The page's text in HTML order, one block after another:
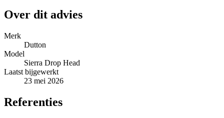
Over dit advies
Merk
Dutton
Model
Sierra Drop Head
Laatst bijgewerkt
23 mei 2026
Referenties